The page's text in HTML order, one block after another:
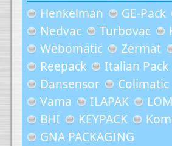
Henkelman GE-Pack
Nedvac
Turbovac
Webomatic
Zermat
Reepack
Italian Pack
Dansensor
Colimatic
Vama
ILAPAK
BHI
KEYPACK
GNA PACKAGING